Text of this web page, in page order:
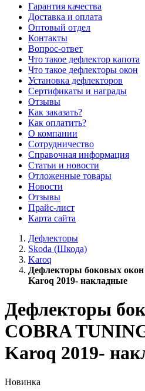
Гарантия качества
Доставка и оплата
Оптовый отдел
Контакты
Вопрос-ответ
Что такое дефлектор капота
Что такое дефлекторы окон
Установка дефлекторов
Сертификаты и награды
Отзывы
Как заказать?
Как оплатить?
О компании
Сотрудничество
Справочная информация
Статьи и новости
Отложенные товары
Новости
Отзывы
Прайс-лист
Карта сайта
Дефлекторы
Skoda (Шкода)
Karoq
Дефлекторы боковых
Karoq 2019- накладные
Дефлекторы
COBRA
Karoq 2019-
Новинка